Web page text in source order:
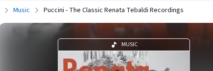
Music Puccini - The Classic Renata Tebaldi Recordings
MUSIC